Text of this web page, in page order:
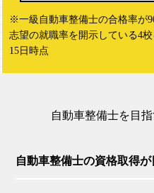
※一級自動車整備士の合格率が
志望の就職率を開示している4
15日時点
自動車整備士を目
自動車整備士の資格取得